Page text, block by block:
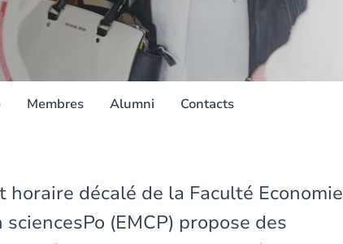
Membres Alumni Contacts
décalé de la Faculté Economie
(EMCP) propose des